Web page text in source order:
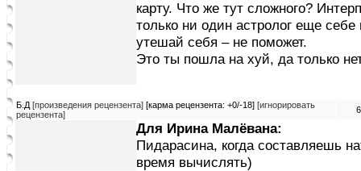
карту. Что же тут сложного?
только ни один астролог еще
утешай себя – не поможет.
Это ты пошла на хуй, да только
Б.Д [произведения рецензента] [карма рецензента: +0/-18] [игнорировать
рецензента]
Для Ирина Малёвана:
Пидарасина, когда составляешь
время вычислять)